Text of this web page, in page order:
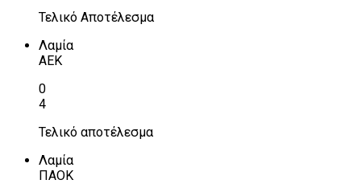
Τελικό Αποτέλεσμα
Λαμία
ΑΕΚ
0
4
Τελικό αποτέλεσμα
Λαμία
ΠΑΟΚ